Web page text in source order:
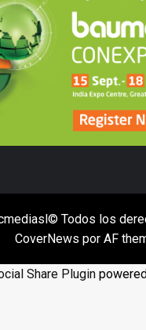
Todos los
CoverNews por AF
Share Plugin